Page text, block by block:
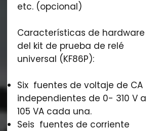
etc. (opcional)
Características de hardware
del kit de prueba de relé
universal (KF86P):
Six fuentes de voltaje de CA
independientes de 0- 310 V a
105 VA cada una.
Seis fuentes de corriente